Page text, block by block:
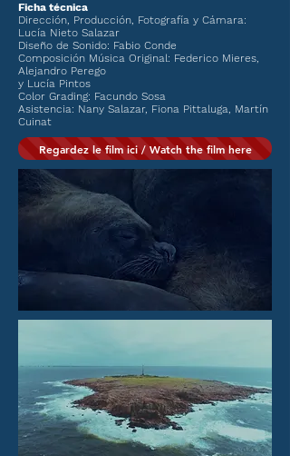
Ficha técnica
Dirección, Producción, Fotografía y Cámara:
Lucía Nieto Salazar
Diseño de Sonido: Fabio Conde
Composición Música Original: Federico Mieres,
Alejandro Perego
y Lucía Pintos
Color Grading: Facundo Sosa
Asistencia: Nany Salazar, Fiona Pittaluga, Martín
Cuinat
Regardez le film ici / Watch the film here